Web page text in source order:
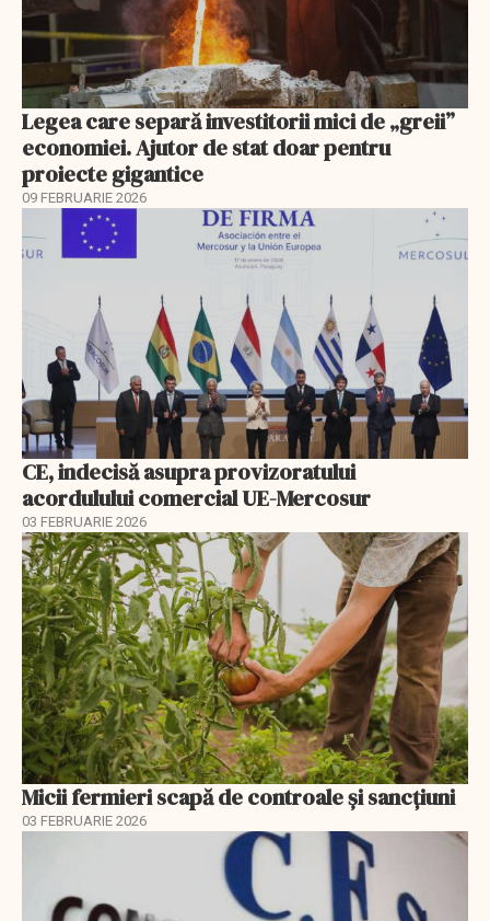
Legea care separă investitorii mici de „greii”
economiei. Ajutor de stat doar pentru
proiecte gigantice
09 FEBRUARIE 2026
CE, indecisă asupra provizoratului
acordulului comercial UE-Mercosur
03 FEBRUARIE 2026
Micii fermieri scapă de controale și sancțiuni
03 FEBRUARIE 2026